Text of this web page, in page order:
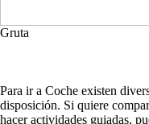
Gruta
Para ir a Coche existen
disposición. Si quiere
hacer actividades guiadas,